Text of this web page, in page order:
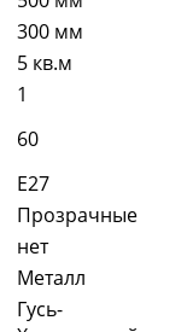
300 мм
5 кв.м
1
60
E27
Прозрачные
нет
Металл
Гусь-